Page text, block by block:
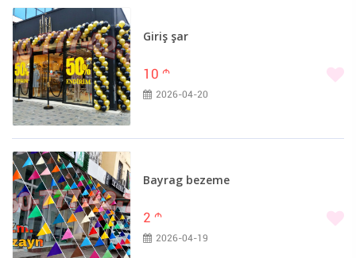
Giriş şar
10 m
2026-04-20
Bayrag bezeme
2 m
2026-04-19